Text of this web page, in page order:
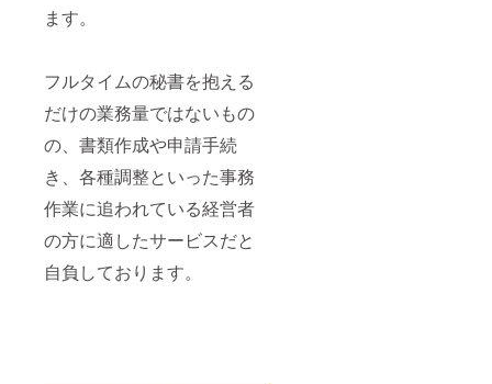
ます。
フルタイムの秘書を抱える
だけの業務量ではないもの
の、書類作成や申請手続
き、各種調整といった事務
作業に追われている経営者
の方に適したサービスだと
自負しております。